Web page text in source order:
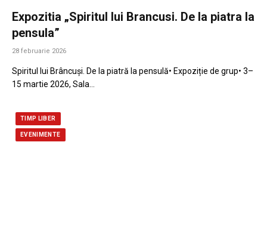
Expozitia „Spiritul lui Brancusi. De la piatra la
pensula”
28 februarie 2026
Spiritul lui Brâncuși. De la piatră la pensulă• Expoziție de grup• 3–
15 martie 2026, Sala…
TIMP LIBER
EVENIMENTE